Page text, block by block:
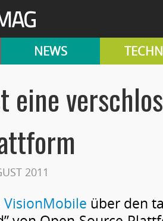
NEWS
eine
2011
VisionMobile über den